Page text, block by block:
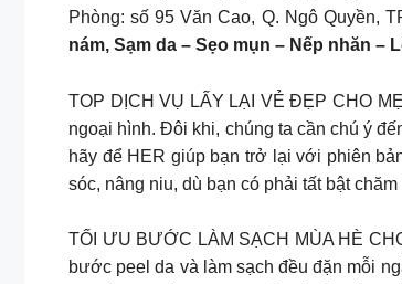
Phòng: số 95 Văn Cao, Q. Ngô Quyền,
nám, Sạm da – Sẹo mụn – Nếp nhăn –
TOP DỊCH VỤ LẤY LẠI VẺ ĐẸP CHO
ngoại hình. Đôi khi, chúng ta cần chú ý
hãy để HER giúp bạn trở lại với phiên
sóc, nâng niu, dù bạn có phải tất bật
TỐI ƯU BƯỚC LÀM SẠCH MÙA HÈ
bước peel da và làm sạch đều đặn mỗi